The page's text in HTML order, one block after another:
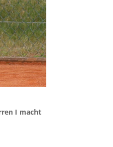
I macht